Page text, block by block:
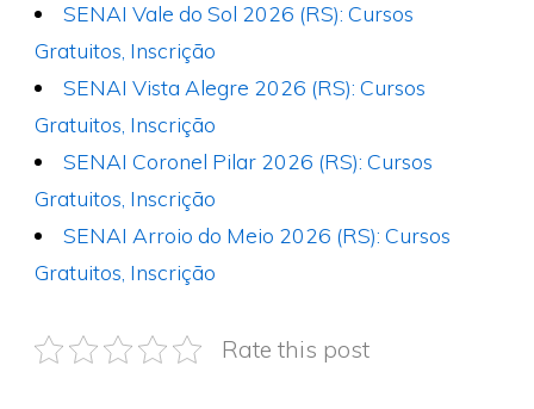
SENAI Vale do Sol 2026 (RS): Cursos
Gratuitos, Inscrição
SENAI Vista Alegre 2026 (RS): Cursos
Gratuitos, Inscrição
SENAI Coronel Pilar 2026 (RS): Cursos
Gratuitos, Inscrição
SENAI Arroio do Meio 2026 (RS): Cursos
Gratuitos, Inscrição
Rate this post